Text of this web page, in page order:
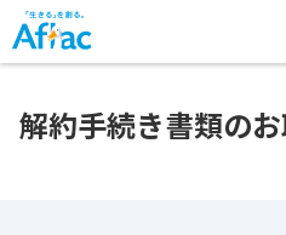
解約手続き書類の